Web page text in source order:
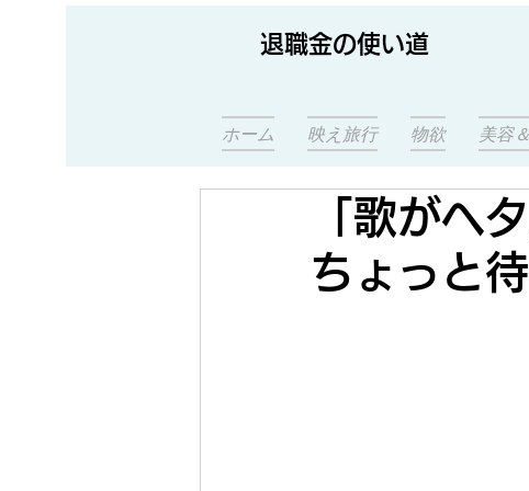
退職金の使い道
ホーム 映え旅行 物欲 美容
「歌がヘ
ちょっと